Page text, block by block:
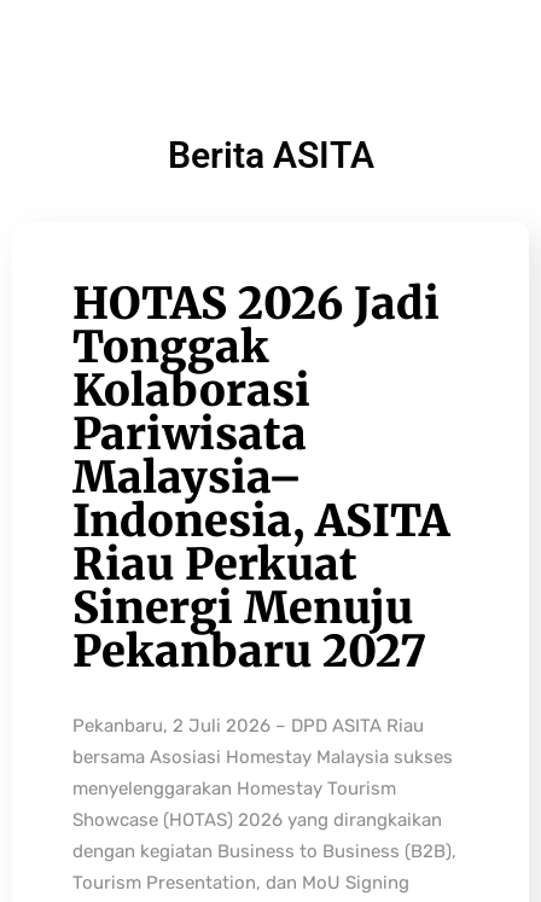
Berita ASITA
HOTAS 2026 Jadi
Tonggak
Kolaborasi
Pariwisata
Malaysia–
Indonesia, ASITA
Riau Perkuat
Sinergi Menuju
Pekanbaru 2027
Pekanbaru, 2 Juli 2026 – DPD ASITA Riau
bersama Asosiasi Homestay Malaysia sukses
menyelenggarakan Homestay Tourism
Showcase (HOTAS) 2026 yang dirangkaikan
dengan kegiatan Business to Business (B2B),
Tourism Presentation, dan MoU Signing